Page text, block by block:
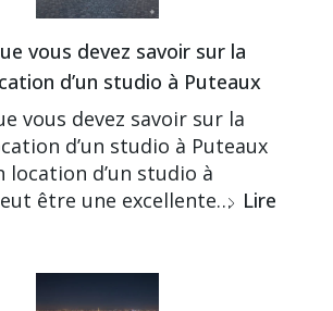
vous devez savoir sur la
d’un studio à Puteaux
vous devez savoir sur la
d’un studio à Puteaux
location d’un studio à
être une excellente… Lire